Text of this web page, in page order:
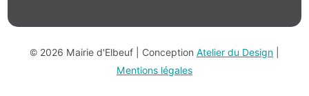
© 2026 Mairie d'Elbeuf | Conception Atelier du Design
Mentions légales